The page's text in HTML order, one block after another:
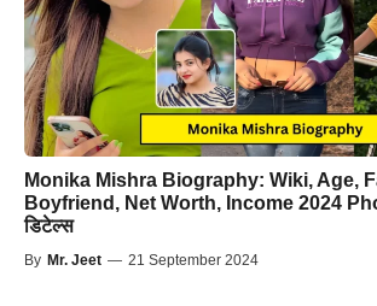
Monika Mishra Biography: Wiki, Age,
Boyfriend, Net Worth, Income 2024
डिटेल्स
By Mr. Jeet — 21 September 2024